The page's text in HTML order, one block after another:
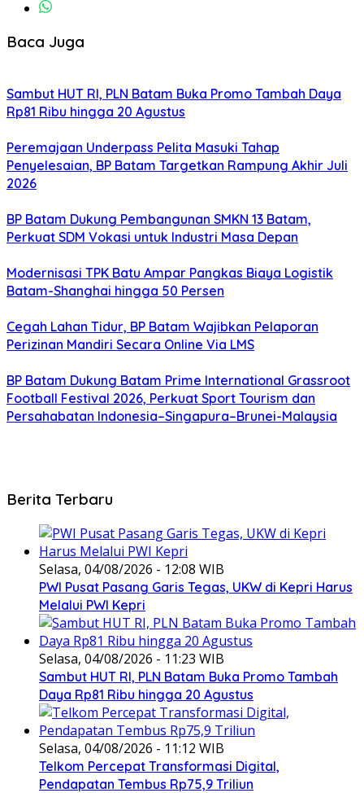
Baca Juga
Sambut HUT RI, PLN Batam Buka Promo Tambah Daya
Rp81 Ribu hingga 20 Agustus
Peremajaan Underpass Pelita Masuki Tahap
Penyelesaian, BP Batam Targetkan Rampung Akhir Juli
2026
BP Batam Dukung Pembangunan SMKN 13 Batam,
Perkuat SDM Vokasi untuk Industri Masa Depan
Modernisasi TPK Batu Ampar Pangkas Biaya Logistik
Batam-Shanghai hingga 50 Persen
Cegah Lahan Tidur, BP Batam Wajibkan Pelaporan
Perizinan Mandiri Secara Online Via LMS
BP Batam Dukung Batam Prime International Grassroot
Football Festival 2026, Perkuat Sport Tourism dan
Persahabatan Indonesia–Singapura–Brunei-Malaysia
Berita Terbaru
Selasa, 04/08/2026 - 12:08 WIB
PWI Pusat Pasang Garis Tegas, UKW di Kepri Harus
Melalui PWI Kepri
Selasa, 04/08/2026 - 11:23 WIB
Sambut HUT RI, PLN Batam Buka Promo Tambah
Daya Rp81 Ribu hingga 20 Agustus
Selasa, 04/08/2026 - 11:12 WIB
Telkom Percepat Transformasi Digital,
Pendapatan Tembus Rp75,9 Triliun